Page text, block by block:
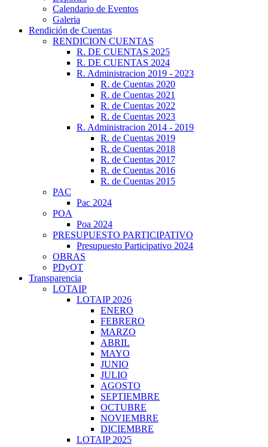
Calendario de Eventos
Galeria
Rendición de Cuentas
RENDICION CUENTAS
R. DE CUENTAS 2025
R. DE CUENTAS 2024
R. Administracion 2019 - 2023
R. de Cuentas 2020
R. de Cuentas 2021
R. de Cuentas 2022
R. de Cuentas 2023
R. Administracion 2014 - 2019
R. de Cuentas 2019
R. de Cuentas 2018
R. de Cuentas 2017
R. de Cuentas 2016
R. de Cuentas 2015
PAC
Pac 2024
POA
Poa 2024
PRESUPUESTO PARTICIPATIVO
Presupuesto Participativo 2024
OBRAS
PDyOT
Transparencia
LOTAIP
LOTAIP 2026
ENERO
FEBRERO
MARZO
ABRIL
MAYO
JUNIO
JULIO
AGOSTO
SEPTIEMBRE
OCTUBRE
NOVIEMBRE
DICIEMBRE
LOTAIP 2025